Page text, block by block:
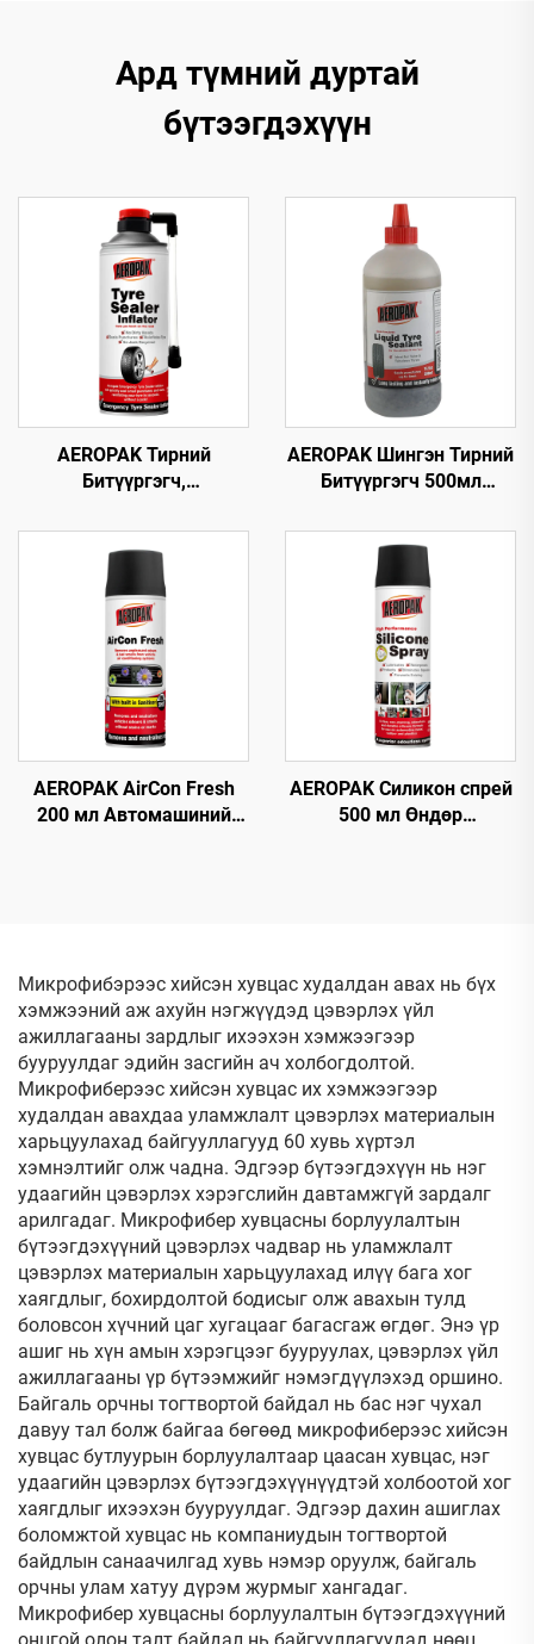
Ард түмний дуртай
бүтээгдэхүүн
AEROPAK Тирний
Битүүргэгч,
Тирний Яаралтай Засвар,
Агааржуулалт Зовхон
Агаарын Компрессортой
Хамт Ашиглах
AEROPAK Шингэн Тирний
Битүүргэгч 500мл
Зориулсан Агаарын
Компрессоргүй Ашиглаж
Болохгүй
AEROPAK AirCon Fresh
200 мл Автомашиний
AEROPAK Силикон спрей
500 мл Өндөр
Микрофибэрээс хийсэн хувцас худалдан авах нь бүх
хэмжээний аж ахуйн нэгжүүдэд цэвэрлэх үйл
ажиллагааны зардлыг ихээхэн хэмжээгээр
бууруулдаг эдийн засгийн ач холбогдолтой.
Микрофиберээс хийсэн хувцас их хэмжээгээр
худалдан авахдаа уламжлалт цэвэрлэх материалын
харьцуулахад байгууллагууд 60 хувь хүртэл
хэмнэлтийг олж чадна. Эдгээр бүтээгдэхүүн нь нэг
удаагийн цэвэрлэх хэрэгслийн давтамжгүй зардалг
арилгадаг. Микрофибер хувцасны борлуулалтын
бүтээгдэхүүний цэвэрлэх чадвар нь уламжлалт
цэвэрлэх материалын харьцуулахад илүү бага хог
хаягдлыг, бохирдолтой бодисыг олж авахын тулд
боловсон хүчний цаг хугацааг багасгаж өгдөг. Энэ үр
ашиг нь хүн амын хэрэгцээг бууруулах, цэвэрлэх үйл
ажиллагааны үр бүтээмжийг нэмэгдүүлэхэд оршино.
Байгаль орчны тогтвортой байдал нь бас нэг чухал
давуу тал болж байгаа бөгөөд микрофиберээс хийсэн
хувцас бутлуурын борлуулалтаар цаасан хувцас, нэг
удаагийн цэвэрлэх бүтээгдэхүүнүүдтэй холбоотой хог
хаягдлыг ихээхэн бууруулдаг. Эдгээр дахин ашиглах
боломжтой хувцас нь компаниудын тогтвортой
байдлын санаачилгад хувь нэмэр оруулж, байгаль
орчны улам хатуу дүрэм журмыг хангадаг.
Микрофибер хувцасны борлуулалтын бүтээгдэхүүний